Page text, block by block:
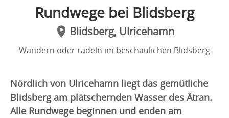
Rundwege bei Blidsberg
Blidsberg, Ulricehamn
Wandern oder radeln im beschaulichen Blidsberg
Nördlich von Ulricehamn liegt das gemütliche
Blidsberg am plätschernden Wasser des Ätran.
Alle Rundwege beginnen und enden am